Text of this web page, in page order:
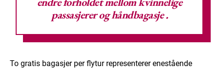
passasjerer oghåndbagasje.
To gratis bagasjer per flytur representerer enestående